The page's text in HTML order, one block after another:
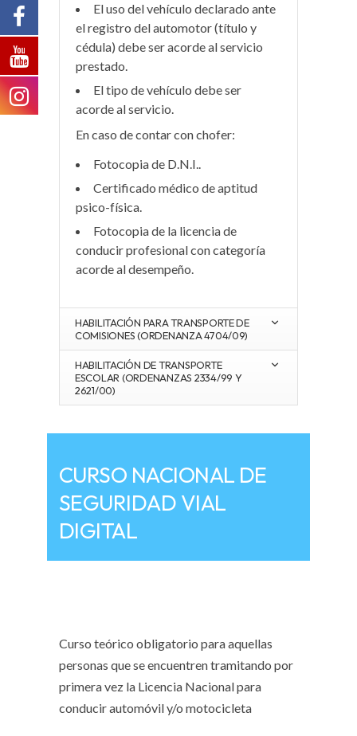
El uso del vehículo declarado ante
el registro del automotor (título y
cédula) debe ser acorde al servicio
prestado.
El tipo de vehículo debe ser
acorde al servicio.
En caso de contar con chofer:
Fotocopia de D.N.I..
Certificado médico de aptitud
psico-física.
Fotocopia de la licencia de
conducir profesional con categoría
acorde al desempeño.
HABILITACIÓN PARA TRANSPORTE DE
COMISIONES (ORDENANZA 4704/09)
HABILITACIÓN DE TRANSPORTE
ESCOLAR (ORDENANZAS 2334/99 Y
2621/00)
CURSO NACIONAL DE
SEGURIDAD VIAL
DIGITAL
Curso teórico obligatorio para aquellas
personas que se encuentren tramitando por
primera vez la Licencia Nacional para
conducir automóvil y/o motocicleta